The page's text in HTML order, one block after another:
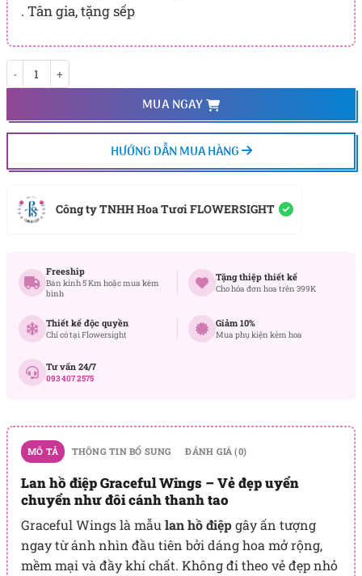
. Tân gia, tặng sếp
MUA NGAY
HƯỚNG DẪN MUA HÀNG
Công ty TNHH Hoa Tươi FLOWERSIGHT
Freeship
Bán kính 5 Km hoặc mua kèm
bình
Tặng thiệp thiết kế
Cho hóa đơn hoa trên 399K
Thiết kế độc quyền
Chỉ có tại Flowersight
Giảm 10%
Mua phụ kiện kèm hoa
Tư vấn 24/7
093 407 2575
MÔ TẢ THÔNG TIN BỔ SUNG ĐÁNH GIÁ (0)
Lan hồ điệp Graceful Wings – Vẻ đẹp uyển
chuyển như đôi cánh thanh tao
Graceful Wings là mẫulan hồ điệpgây ấn tượng
ngay từ ánh nhìn đầu tiên bởi dáng hoa mở rộng,
mềm mại và đầy khí chất. Không đi theo vẻ đẹp nhỏ